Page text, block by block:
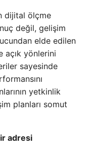
dijital ölçme
değil, gelişim
elde edilen
açık yönlerini
sayesinde
yetkinlik
planları somut
adresi